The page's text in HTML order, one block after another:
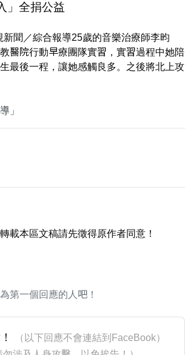
」全捐公益
新聞／綜合報導25歲的音樂治療師李昀
醫院行動早療團隊實習，實習過程中她陪
最後一程，讓她感觸良多。之後將北上攻
」
載本區文稿請先徵得原作者同意！
第一個回應的人吧！
（以下回應不會連結到FaceBook）